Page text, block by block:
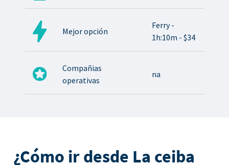
Mejor opción
Ferry -
1h:10m - $34
Compañias
operativas
na
¿Cómo ir desde La ceiba